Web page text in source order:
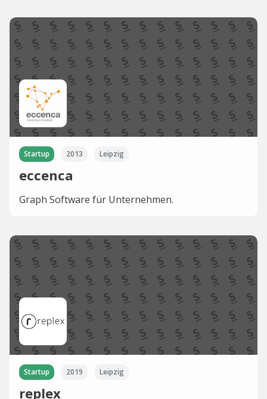
Startup 2013 Leipzig
eccenca
Graph Software für Unternehmen.
Startup 2019 Leipzig
replex